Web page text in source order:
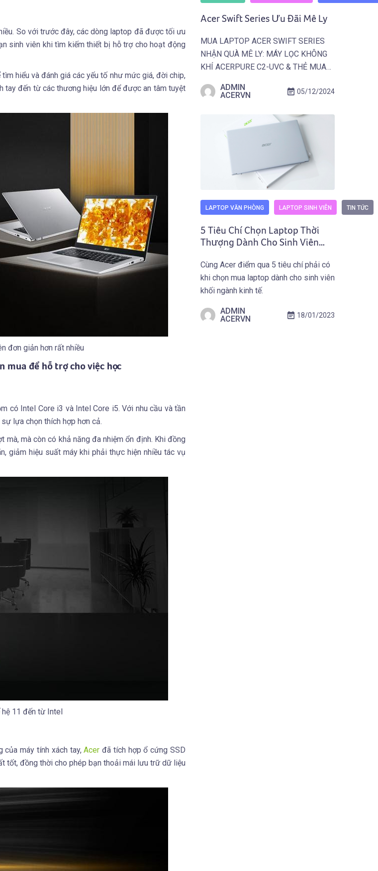
So với trước đây, các dòng laptop đã được tối ưu
sinh viên khi tìm kiếm thiết bị hỗ trợ cho hoạt động
hiểu và đánh giá các yếu tố như mức giá, đời chip,
tay đến từ các thương hiệu lớn để được an tâm tuyệt
đơn giản hơn rất nhiều
mua để hỗ trợ cho việc học
có Intel Core i3 và Intel Core i5. Với nhu cầu và tần
lựa chọn thích hợp hơn cả.
mà còn có khả năng đa nhiệm ổn định. Khi đồng
giảm hiệu suất máy khi phải thực hiện nhiều tác vụ
11 đến từ Intel
của máy tính xách tay,Acer đã tích hợp ổ cứng SSD
tốt, đồng thời cho phép bạn thoải mái lưu trữ dữ liệu
Acer Swift Series Ưu Đãi Mê Ly
MUA LAPTOP ACER SWIFT SERIES
NHẬN QUÀ MÊ LY: MÁY LỌC KHÔNG
KHÍ ACERPURE C2-UVC & THẺ MUA
– 31.03.2025.
ADMIN
ACERVN
05/12/2024
LAPTOP VĂN PHÒNG LAPTOP SINH VIÊN TIN TỨC
5 Tiêu Chí Chọn Laptop Thời
Thượng Dành Cho Sinh Viên
Cùng Acer điểm qua 5 tiêu chí phải có
khi chọn mua laptop dành cho sinh viên
khối ngành kinh tế.
ADMIN
ACERVN
18/01/2023